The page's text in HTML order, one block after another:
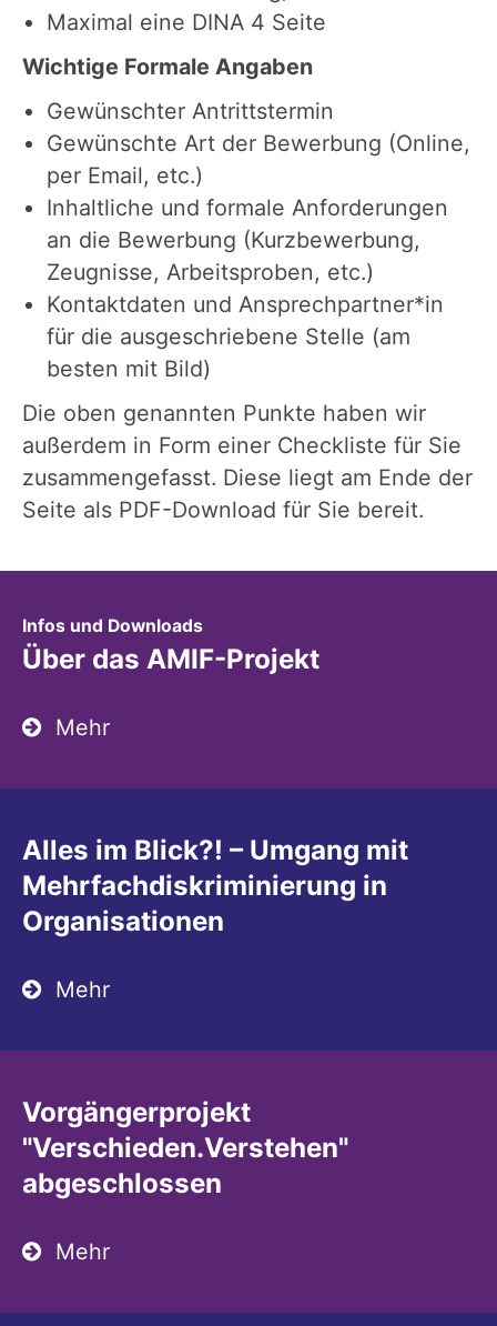
Maximal eine DINA 4 Seite
Wichtige Formale Angaben
Gewünschter Antrittstermin
Gewünschte Art der Bewerbung (Online,
per Email, etc.)
Inhaltliche und formale Anforderungen
an die Bewerbung (Kurzbewerbung,
Zeugnisse, Arbeitsproben, etc.)
Kontaktdaten und Ansprechpartner*in
für die ausgeschriebene Stelle (am
besten mit Bild)
Die oben genannten Punkte haben wir
außerdem in Form einer Checkliste für Sie
zusammengefasst. Diese liegt am Ende der
Seite als PDF-Download für Sie bereit.
Infos und Downloads:
Über das AMIF-Projekt
Mehr
Alles im Blick?! – Umgang mit
Mehrfachdiskriminierung in
Organisationen
Mehr
Vorgängerprojekt
"Verschieden.Verstehen"
abgeschlossen
Mehr